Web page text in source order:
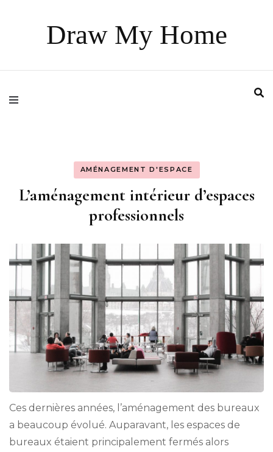
Draw My Home
AMÉNAGEMENT D'ESPACE
L’aménagement intérieur d’espaces
professionnels
Ces dernières années, l’aménagement des bureaux
a beaucoup évolué. Auparavant, les espaces de
bureaux étaient principalement fermés alors